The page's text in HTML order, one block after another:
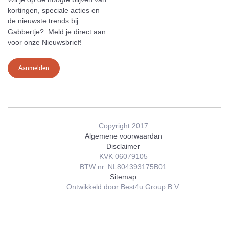
kortingen, speciale acties en
de nieuwste trends bij
Gabbertje? Meld je direct aan
voor onze Nieuwsbrief!
Aanmelden
Copyright 2017
Algemene voorwaardan
Disclaimer
KVK 06079105
BTW nr. NL804393175B01
Sitemap
Ontwikkeld door Best4u Group B.V.